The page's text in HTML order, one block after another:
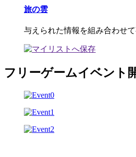
旅の雲
与えられた情報を組み合わせ
フリーゲームイベント